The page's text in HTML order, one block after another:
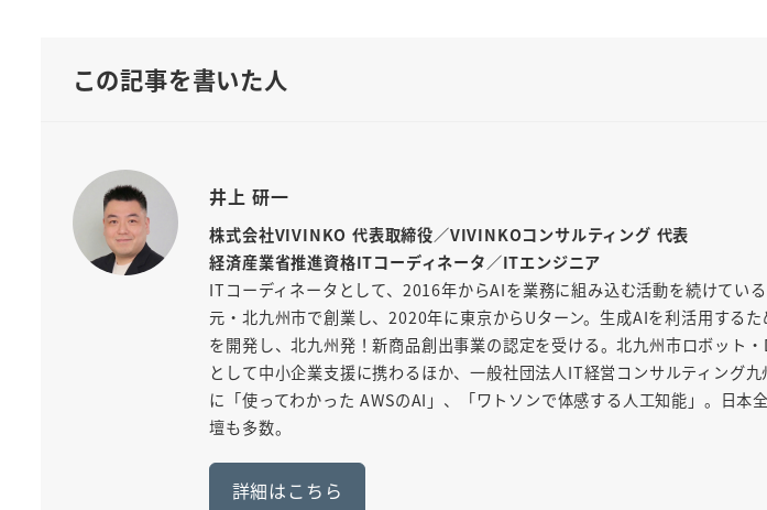
この記事を書いた人
井上 研一
株式会社VIVINKO 代表取締役／VIVINKOコンサルティング 代表
経済産業省推進資格ITコーディネータ／ITエンジニア
ITコーディネータとして、2016年からAIを業務に組み込む活動を続けてい
元・北九州市で創業し、2020年に東京からUターン。生成AIを利活用する
を開発し、北九州発！新商品創出事業の認定を受ける。北九州市ロボット
として中小企業支援に携わるほか、一般社団法人IT経営コンサルティング
に「使ってわかった AWSのAI」、「ワトソンで体感する人工知能」。日本
壇も多数。
詳細はこちら